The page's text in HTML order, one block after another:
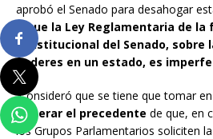
aprobó el Senado para desahogar
a que la Ley Reglamentaria de
constitucional del Senado, sobre
poderes en un estado, es
Consideró que se tiene que tomar
generar el precedente de que, en
los Grupos Parlamentarios soliciten